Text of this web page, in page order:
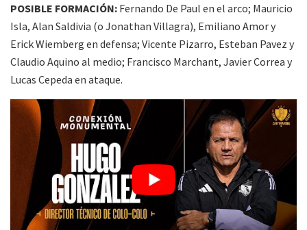
POSIBLE FORMACIÓN: Fernando De Paul en el arco; Mauricio
Isla, Alan Saldivia (o Jonathan Villagra), Emiliano Amor y
Erick Wiemberg en defensa; Vicente Pizarro, Esteban Pavez y
Claudio Aquino al medio; Francisco Marchant, Javier Correa y
Lucas Cepeda en ataque.